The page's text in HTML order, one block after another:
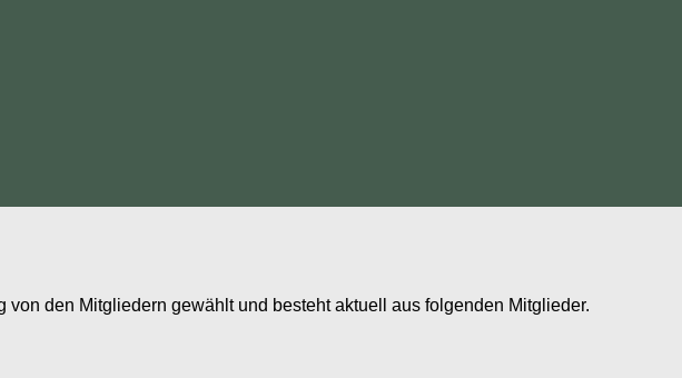
den Mitgliedern gewählt und besteht aktuell aus folgenden Mitglieder.